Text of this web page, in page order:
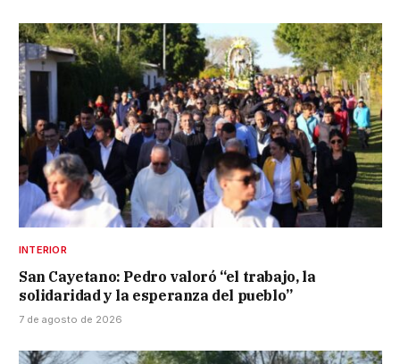
INTERIOR
San Cayetano: Pedro valoró “el trabajo, la
solidaridad y la esperanza del pueblo”
7 de agosto de 2026